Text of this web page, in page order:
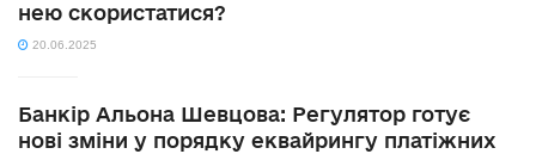
нею скористатися?
20.06.2025
Банкір Альона Шевцова: Регулятор готує
нові зміни у порядку еквайрингу платіжних